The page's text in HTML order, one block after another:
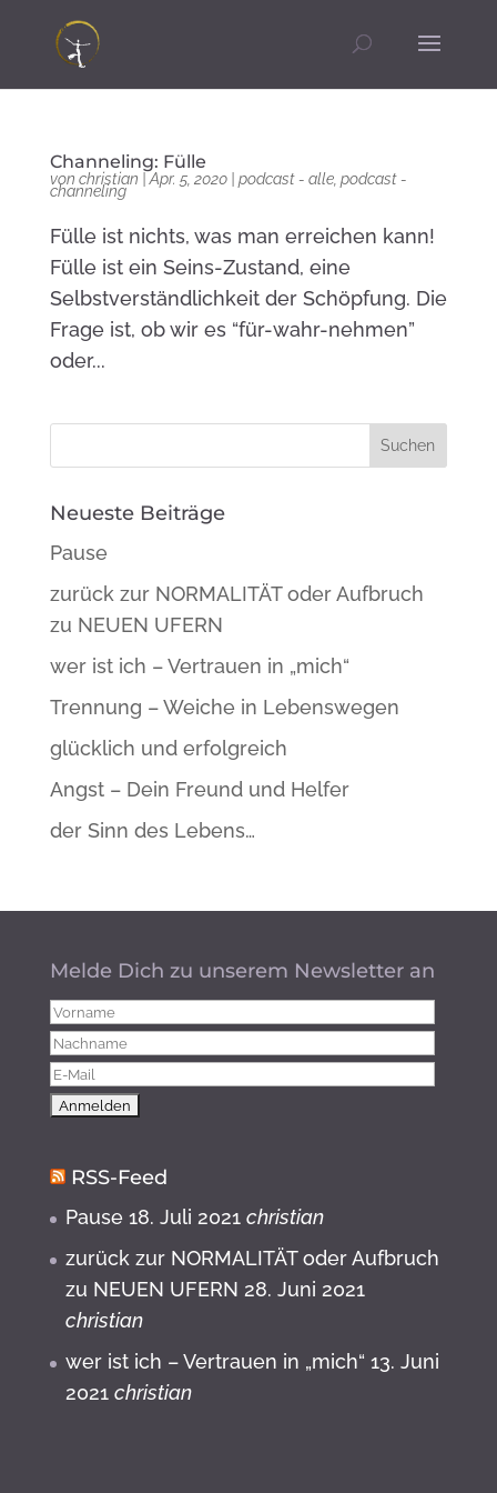
Channeling: Fülle
von christian |Apr. 5, 2020| podcast - alle, podcast -
channeling
Fülle ist nichts, was man erreichen kann!
Fülle ist ein Seins-Zustand, eine
Selbstverständlichkeit der Schöpfung. Die
Frage ist, ob wir es “für-wahr-nehmen”
oder...
Neueste Beiträge
Pause
zurück zur NORMALITÄT oder Aufbruch
zu NEUEN UFERN
wer ist ich – Vertrauen in „mich“
Trennung – Weiche in Lebenswegen
glücklich und erfolgreich
Angst – Dein Freund und Helfer
der Sinn des Lebens…
Melde Dich zu unserem Newsletter an
RSS-Feed
Pause 18. Juli 2021 christian
zurück zur NORMALITÄT oder Aufbruch
zu NEUEN UFERN 28. Juni 2021
christian
wer ist ich – Vertrauen in „mich“ 13. Juni
2021 christian